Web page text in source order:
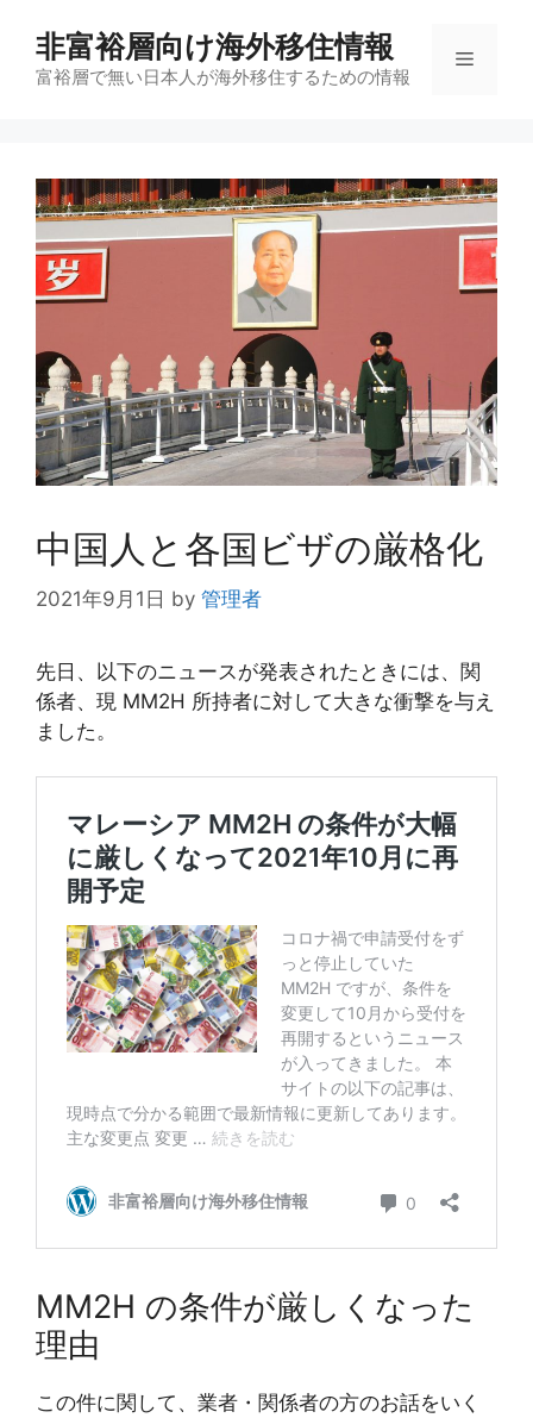
非富裕層向け海外移住情報
富裕層で無い日本人が海外移住するための情報
メ
ュ
中国人と各国ビザの厳格化
2021年9月1日 by 管理者
先日、以下のニュースが発表されたときには、関
係者、現 MM2H 所持者に対して大きな衝撃を与え
ました。
MM2H の条件が厳しくなった
理由
この件に関して、業者・関係者の方のお話をいく